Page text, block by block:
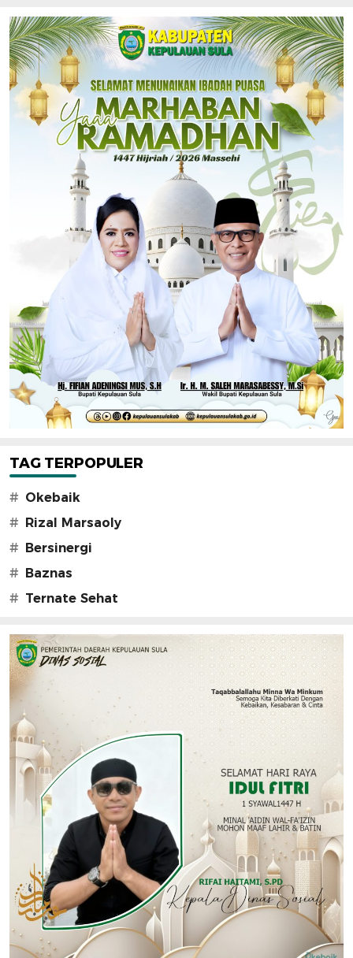
TAG TERPOPULER
# Okebaik
#
Rizal Marsaoly
#
Bersinergi
#
Baznas
# Ternate Sehat